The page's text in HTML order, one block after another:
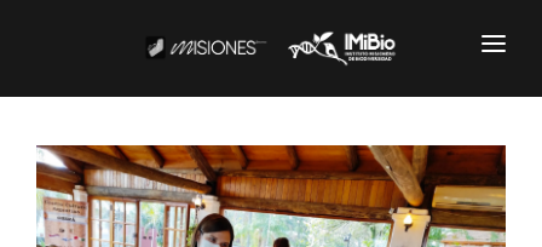
CARTOGRAFÍA
DOCUMENTOS INSTITUCIONALES